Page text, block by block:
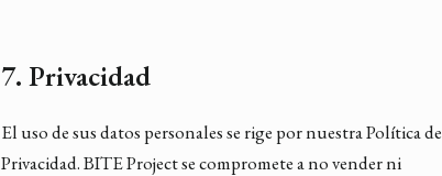
7. Privacidad
El uso de sus datos personales se rige por nuestra Política de
Privacidad. BITE Project se compromete a no vender ni